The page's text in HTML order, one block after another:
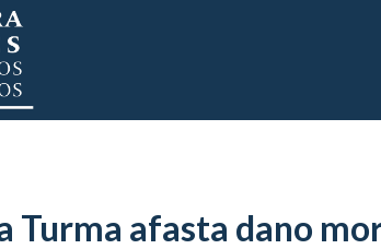
Turma afasta dano